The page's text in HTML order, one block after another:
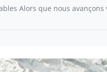
Alors que nous avançons